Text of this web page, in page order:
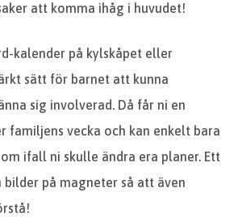
att komma ihåg i huvudet!
kalender på kylskåpet eller
sätt för barnet att kunna
sig involverad. Då får ni en
familjens vecka och kan enkelt bara
ifall ni skulle ändra era planer. Ett
på magneter så att även